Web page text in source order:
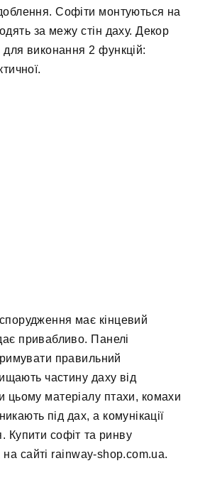
Софіти монтуються на
за межу стін даху. Декор
для виконання 2 функцій:
має кінцевий
привабливо. Панелі
правильний
частину даху від
цьому матеріалу птахи, комахи
під дах, а комунікації
Купити софіт та ринву
сайті rainway-shop.com.ua.